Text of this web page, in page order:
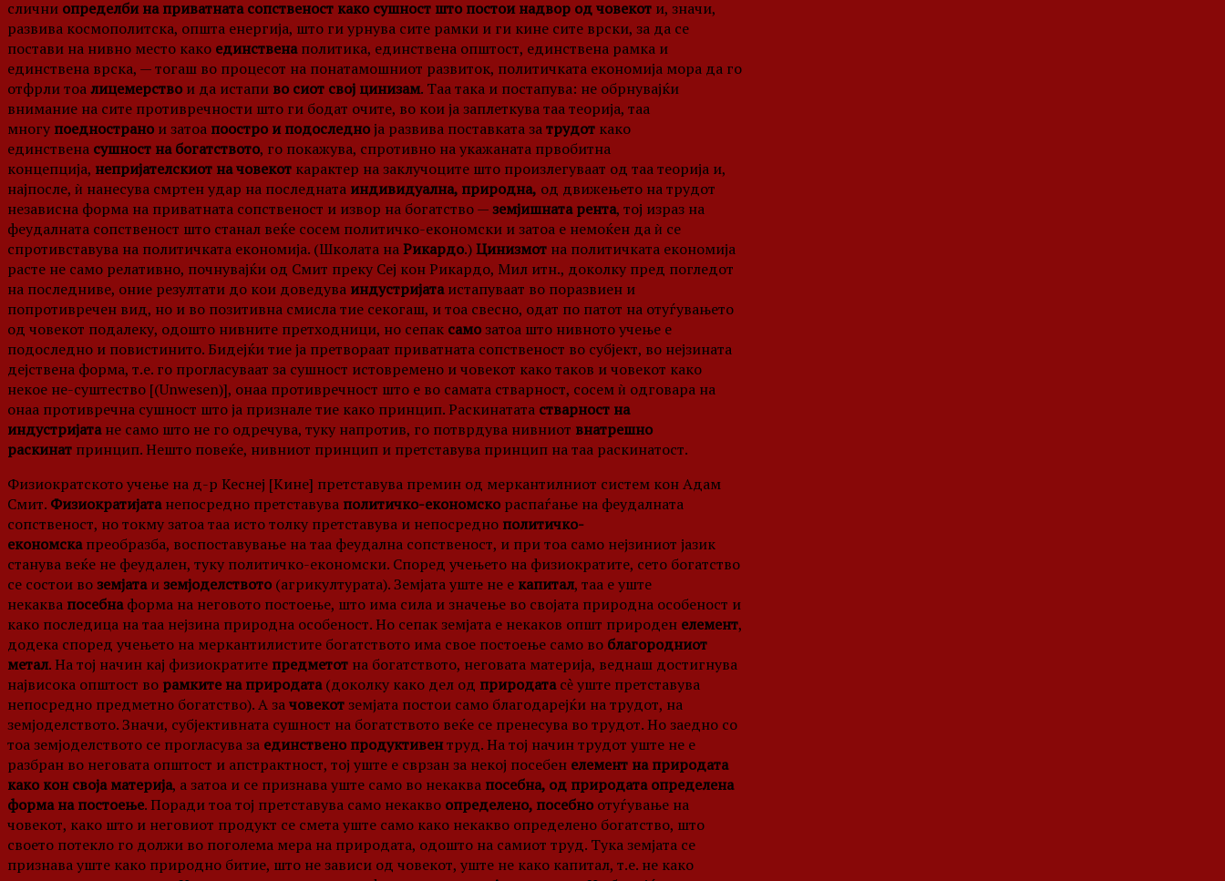
слични определби на приватната сопственост како сушност што постои надвор од човекот и, значи,
развива космополитска, општа енергија, што ги урнува сите рамки и ги кине сите врски, за да се
постави на нивно место како единственаполитика, единствена општост, единствена рамка и
единствена врска, — тогаш во процесот на понатамошниот развиток, политичката економија мора да го
отфрли тоалицемерство и да истапи во сиот свој цинизам. Таа така и постапува: не обрнувајќи
внимание на сите противречности што ги бодат очите, во кои ја заплеткува таа теорија, таа
многу поеднострано и затоа поостро и подоследноја развива поставката затрудот како
единствена сушност на богатството, го покажува, спротивно на укажаната првобитна
концепција, непријателскиот на човекот карактер на заклучоците што произлегуваат од таа теорија и,
најпосле, ѝ нанесува смртен удар на последната индивидуална, природна, од движењето на трудот
независна форма на приватната сопственост и извор на богатство —земјишната рента, тој израз на
феудалната сопственост што станал веќе сосем политичко-економски и затоа е немоќен да ѝ се
спротивставува на политичката економија. (Школата наРикардо.)Цинизмот на политичката економија
расте не само релативно, почнувајќи од Смит преку Сеј кон Рикардо, Мил итн., доколку пред погледот
на последниве, оние резултати до кои доведува индустријатаистапуваат во поразвиен и
попротивречен вид, но и во позитивна смисла тие секогаш, и тоа свесно, одат по патот на отуѓувањето
од човекот подалеку, одошто нивните претходници, но сепак самозатоа што нивното учење е
подоследно и повистинито. Бидејќи тие ја претвораат приватната сопственост во субјект, во нејзината
дејствена форма, т.е. го прогласуваат за сушност истовремено и човекот како таков и човекот како
некое не-суштество [(Unwesen)], онаа противречност што е во самата стварност, сосем ѝ одговара на
онаа противречна сушност што ја признале тие како принцип. Раскинатата стварност на
индустријатане само што не го одречува, туку напротив, го потврдува нивниот внатрешно
раскинат принцип. Нешто повеќе, нивниот принцип и претставува принцип на таа раскинатост.
Физиократското учење на д-р Кеснеј [Кине] претставува премин од меркантилниот систем кон Адам
Смит. Физиократијатанепосредно претставува политичко-економско распаѓање на феудалната
сопственост, но токму затоа таа исто толку претставува и непосредно политичко-
економскапреобразба, воспоставување на таа феудална сопственост, и при тоа само нејзиниот јазик
станува веќе не феудален, туку политичко-економски. Според учењето на физиократите, сето богатство
се состои воземјатаиземјоделството (агрикултурата). Земјата уште не е капитал, таа е уште
некаква посебнаформа на неговото постоење, што има сила и значење во својата природна особеност и
како последица на таа нејзина природна особеност. Но сепак земјата е некаков општ природен елемент,
додека според учењето на меркантилистите богатството има свое постоење само во благородниот
метал. На тој начин кај физиократите предметот на богатството, неговата материја, веднаш достигнува
највисока општост во рамките на природата(доколку како дел од природатасѐ уште претставува
непосредно предметно богатство). А зачовекотземјата постои само благодарејќи на трудот, на
земјоделството. Значи, субјективната сушност на богатството веќе се пренесува во трудот. Но заедно со
тоа земјоделството се прогласува за единствено продуктивентруд. На тој начин трудот уште не е
разбран во неговата општост и апстрактност, тој уште е сврзан за некој посебен елемент на природата
како кон своја материја, а затоа и се признава уште само во некаква посебна, од природата определена
форма на постоење. Поради тоа тој претставува само некакво определено, посебно отуѓување на
човекот, како што и неговиот продукт се смета уште само како некакво определено богатство, што
своето потекло го должи во поголема мера на природата, одошто на самиот труд. Тука земјата се
признава уште како природно битие, што не зависи од човекот, уште не како капитал, т.е. не како